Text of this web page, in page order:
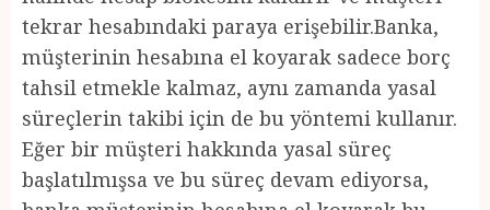
tekrar hesabındaki paraya erişebilir.Banka,
müşterinin hesabına el koyarak sadece borç
tahsil etmekle kalmaz, aynı zamanda yasal
süreçlerin takibi için de bu yöntemi kullanır.
Eğer bir müşteri hakkında yasal süreç
başlatılmışsa ve bu süreç devam ediyorsa,